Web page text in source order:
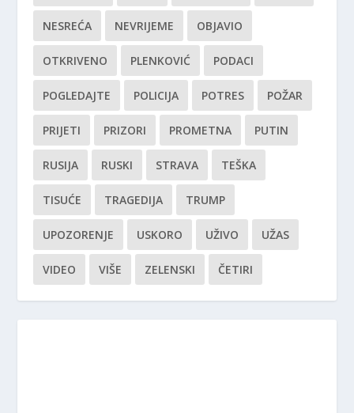
NESREĆA NEVRIJEME OBJAVIO
OTKRIVENO PLENKOVIĆ PODACI
POGLEDAJTE POLICIJA POTRES POŽAR
PRIJETI PRIZORI PROMETNA PUTIN
RUSIJA RUSKI STRAVA TEŠKA
TISUĆE TRAGEDIJA TRUMP
UPOZORENJE USKORO UŽIVO UŽAS
VIDEO VIŠE ZELENSKI ČETIRI